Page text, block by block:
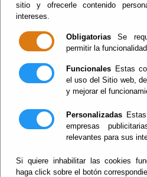
sitio y ofrecerle contenido
intereses.
Obligatorias Se
permitir la
Funcionales Estas
el uso del Sitio web,
y mejorar el
Personalizadas
empresas
relevantes para sus
Si quiere inhabilitar las cookies
haga click sobre el botón
Anuncios
Suscripciones
Ayuntamiento de Abla
Ayuntamiento de
Ayuntamiento de Albox